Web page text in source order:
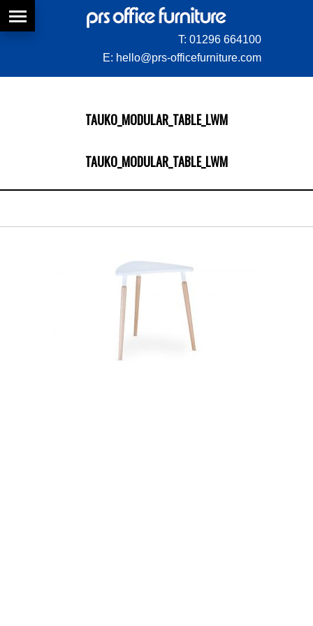
T: 01296 664100
E: hello@prs-officefurniture.com
TAUKO_MODULAR_TABLE_LWM
TAUKO_MODULAR_TABLE_LWM